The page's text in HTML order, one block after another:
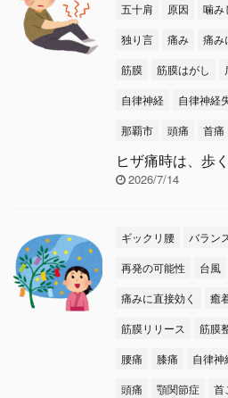
五十肩
原因 噛み
独り言
痛み 痛み
筋膜
筋膜はがし
自律神経
自律神経
那覇市
頭痛 首痛
ヒザ痛時は、歩
2026/7/14
ギックリ腰 バラン
再発の可能性
台風
痛みに直接効く
癒
筋膜リリース
筋膜
腰痛
膝痛 自律神
頭痛
顎関節症 首